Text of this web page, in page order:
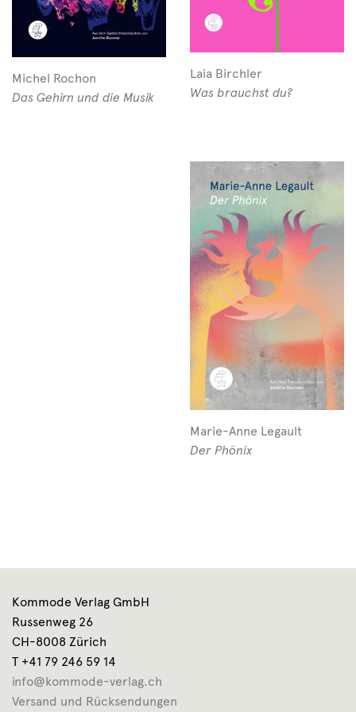
Michel Rochon
Das Gehirn und die Musik
Laia Birchler
Was brauchst du?
Marie-Anne Legault
Der Phönix
Kommode Verlag GmbH
Russenweg 26
CH-8008 Zürich
T +41 79 246 59 14
info@kommode-verlag.ch
Versand und Rücksendungen